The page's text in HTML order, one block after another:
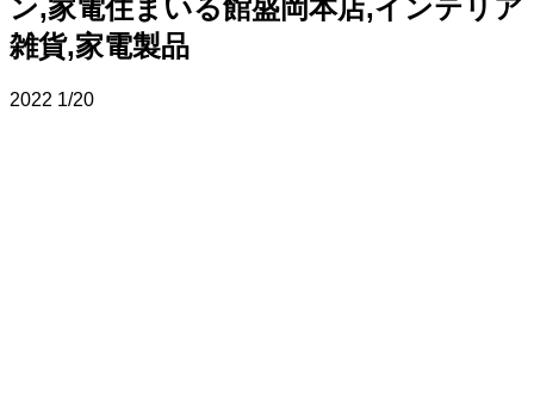
ン,家電住まいる館盛岡本店,インテリア
雑貨,家電製品
2022 1/20